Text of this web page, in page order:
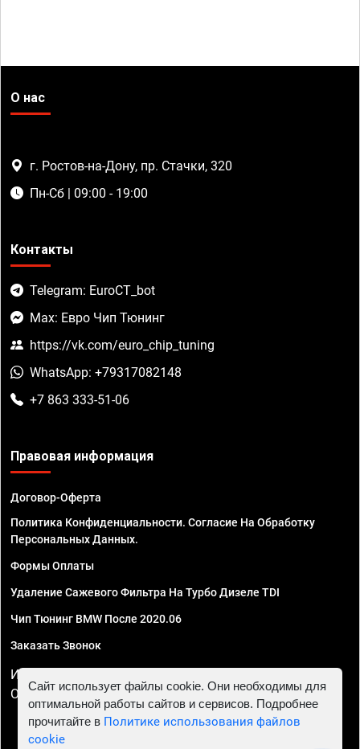
О нас
г. Ростов-на-Дону, пр. Стачки, 320
Пн-Сб | 09:00 - 19:00
Контакты
Telegram: EuroCT_bot
Max: Евро Чип Тюнинг
https://vk.com/euro_chip_tuning
WhatsApp: +79317082148
+7 863 333-51-06
Правовая информация
Договор-Оферта
Политика Конфиденциальности. Согласие На Обработку
Персональных Данных.
Формы Оплаты
Удаление Сажевого Фильтра На Турбо Дизеле TDI
Чип Тюнинг BMW После 2020.06
Заказать Звонок
ИП Смирнов Георгий Павлович. ИНН 781302555843,
ОГРНИП 324470400032610
Сайт использует файлы cookie. Они необходимы для
оптимальной работы сайтов и сервисов. Подробнее
прочитайте в Политике использования файлов
cookie